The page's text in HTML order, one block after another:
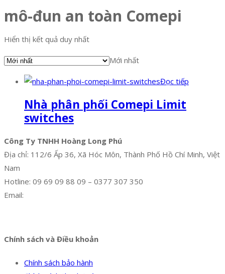
mô-đun an toàn Comepi
Hiển thị kết quả duy nhất
Mới nhất
Đọc tiếp
Nhà phân phối Comepi Limit
switches
Công Ty TNHH Hoàng Long Phú
Địa chỉ: 112/6 Ấp 36, Xã Hóc Môn, Thành Phố Hồ Chí Minh, Việt
Nam
Hotline: 09 69 09 88 09 – 0377 307 350
Email:
Chính sách và Điều khoản
Chính sách bảo hành